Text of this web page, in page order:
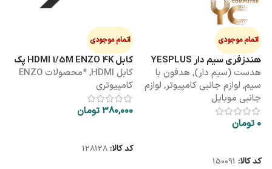
اتمام موجودی
هندزفری سیم دار YESPLUS
YS-113
هدست (سیم دار), هدفون با
سیم, لوازم جانبی کامپیوتر, لوازم
جانبی موبایل
0 تومان
کد کالا: 150091
اتمام موجودی
کابل HDMI 1/5M ENZO 4K پک
طلقی
کابل HDMI ,
*محصولات ENZO
کامپیوتری
380,000تومان
کد کالا:128128